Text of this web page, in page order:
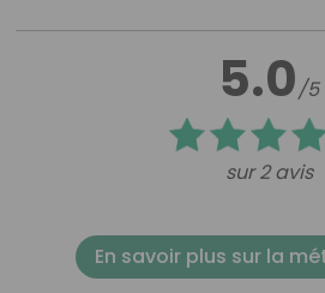
5.0/5
sur 2 avis
En savoir plus sur la